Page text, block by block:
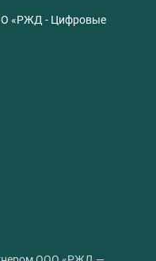
«РЖД - Цифровые